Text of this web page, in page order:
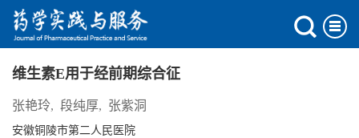
维生素E用于经前期综合征
张艳玲, 段纯厚, 张紫洞
安徽铜陵市第二人民医院